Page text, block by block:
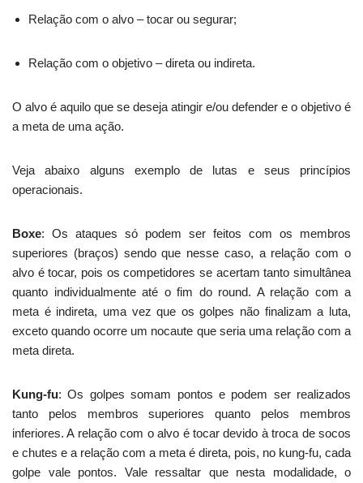
Relação com o alvo – tocar ou segurar;
Relação com o objetivo – direta ou indireta.
O alvo é aquilo que se deseja atingir e/ou defender e o objetivo é
a meta de uma ação.
Veja abaixo alguns exemplo de lutas e seus princípios
operacionais.
Boxe: Os ataques só podem ser feitos com os membros
superiores (braços) sendo que nesse caso, a relação com o
alvo é tocar, pois os competidores se acertam tanto simultânea
quanto individualmente até o fim do round. A relação com a
meta é indireta, uma vez que os golpes não finalizam a luta,
exceto quando ocorre um nocaute que seria uma relação com a
meta direta.
Kung-fu: Os golpes somam pontos e podem ser realizados
tanto pelos membros superiores quanto pelos membros
inferiores. A relação com o alvo é tocar devido à troca de socos
e chutes e a relação com a meta é direta, pois, no kung-fu, cada
golpe vale pontos. Vale ressaltar que nesta modalidade, o